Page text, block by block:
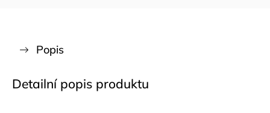
Popis
Detailní popis produktu